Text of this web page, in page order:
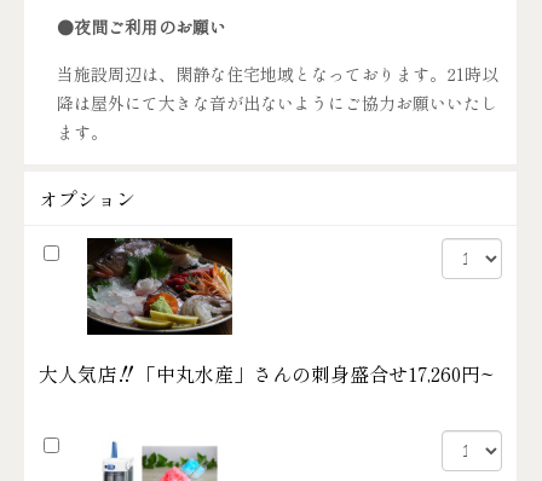
●夜間ご利用のお願い
当施設周辺は、閑静な住宅地域となっております。21時以
降は屋外にて大きな音が出ないようにご協力お願いいたし
ます。
オプション
大人気店‼「中丸水産」さんの刺身盛合せ17,260円~